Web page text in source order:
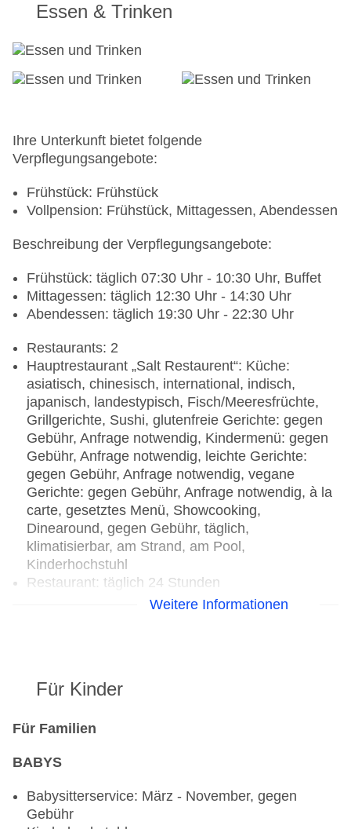
Essen & Trinken
Ihre Unterkunft bietet folgende
Verpflegungsangebote:
Frühstück: Frühstück
Vollpension: Frühstück, Mittagessen, Abendessen
Beschreibung der Verpflegungsangebote:
Frühstück: täglich 07:30 Uhr - 10:30 Uhr, Buffet
Mittagessen: täglich 12:30 Uhr - 14:30 Uhr
Abendessen: täglich 19:30 Uhr - 22:30 Uhr
Restaurants: 2
Hauptrestaurant „Salt Restaurent“: Küche:
asiatisch, chinesisch, international, indisch,
japanisch, landestypisch, Fisch/Meeresfrüchte,
Grillgerichte, Sushi, glutenfreie Gerichte: gegen
Gebühr, Anfrage notwendig, Kindermenü: gegen
Gebühr, Anfrage notwendig, leichte Gerichte:
gegen Gebühr, Anfrage notwendig, vegane
Gerichte: gegen Gebühr, Anfrage notwendig, à la
carte, gesetztes Menü, Showcooking,
Dinearound, gegen Gebühr, täglich,
klimatisierbar, am Strand, am Pool,
Kinderhochstuhl
Restaurant: täglich 24 Stunden
Bar „Crimson“: täglich, gegen Gebühr
Weitere Informationen
Für Kinder
Für Familien
BABYS
Babysitterservice: März - November, gegen
Gebühr